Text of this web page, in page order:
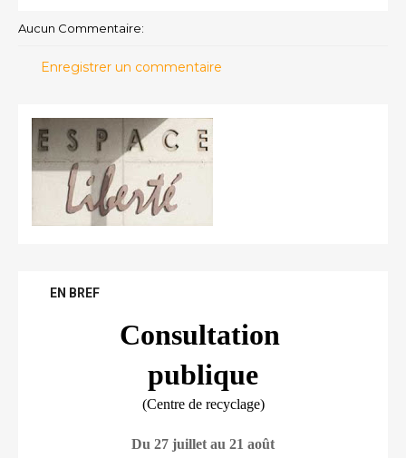
Aucun Commentaire:
Enregistrer un commentaire
EN BREF
Consultation
publique
(Centre de recyclage)
Du 27 juillet au 21 août